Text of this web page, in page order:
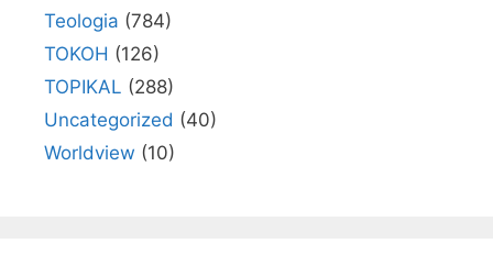
Teologia (784)
TOKOH (126)
TOPIKAL (288)
Uncategorized (40)
Worldview (10)